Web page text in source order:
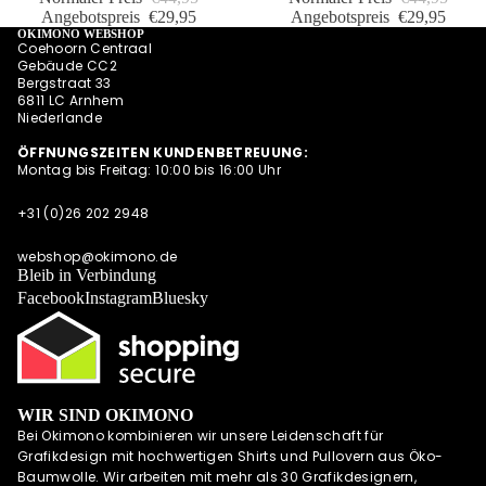
INSTAGRAM
Angebotspreis €29,95
Angebotspreis €29,95
OKIMONO WEBSHOP
Coehoorn Centraal
Gebäude CC2
Bergstraat 33
6811 LC Arnhem
Niederlande
ÖFFNUNGSZEITEN KUNDENBETREUUNG:
Montag bis Freitag: 10:00 bis 16:00 Uhr
+31 (0)26 202 2948
webshop@okimono.de
Bleib in Verbindung
FacebookInstagramBluesky
WIR SIND OKIMONO
Bei Okimono kombinieren wir unsere Leidenschaft für
Grafikdesign mit hochwertigen Shirts und Pullovern aus Öko-
Baumwolle. Wir arbeiten mit mehr als 30 Grafikdesignern,